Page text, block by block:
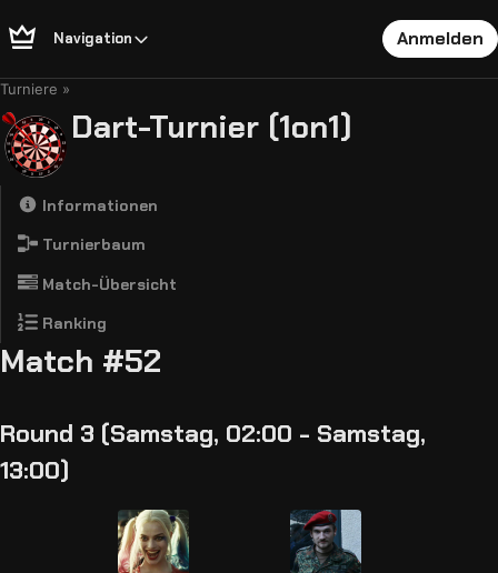
Navigation Anmelden
Turniere
Dart-Turnier (1on1)
Informationen
Turnierbaum
Match-Übersicht
Ranking
Match #52
Round 3 (Samstag, 02:00 - Samstag,
13:00)